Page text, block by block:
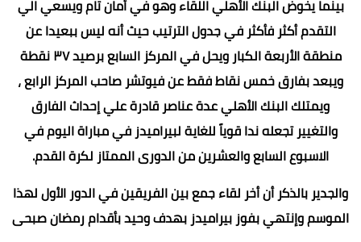
بينما يخوض البنك الأهلي اللقاء وهو في أمان تام ويسعي الي
التقدم أكثر فأكثر في جدول الترتيب حيث أنه ليس ببعيدا عن
منطقة الأربعة الكبار ويحل في المركز السابع برصيد ٣٧ نقطة
ويبعد بفارق خمس نقاط فقط عن فيوتشر صاحب المركز الرابع ،
ويمتلك البنك الأهلي عدة عناصر قادرة علي إحداث الفارق
والتغيير تجعله ندا قوياً للغاية لبيراميدز في مباراة اليوم في
الاسبوع السابع والعشرين من الدورى الممتاز لكرة القدم.
والجدير بالذكر أن أخر لقاء جمع بين الفريقين في الدور الأول لهذا
الموسم وإنتهي بفوز بيراميدز بهدف وحيد بأقدام رمضان صبحى